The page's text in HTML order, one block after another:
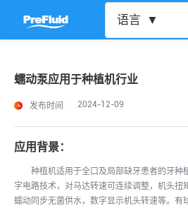
语言
蠕动泵应用于种植机行业
发布时间 2024-12-09
应用背景：
种植机适用于全口及局部缺牙患者的牙种
字电路技术，对马达转速可连续调整，机头扭
蠕动同步无菌供水，数字显示机头转速等。有